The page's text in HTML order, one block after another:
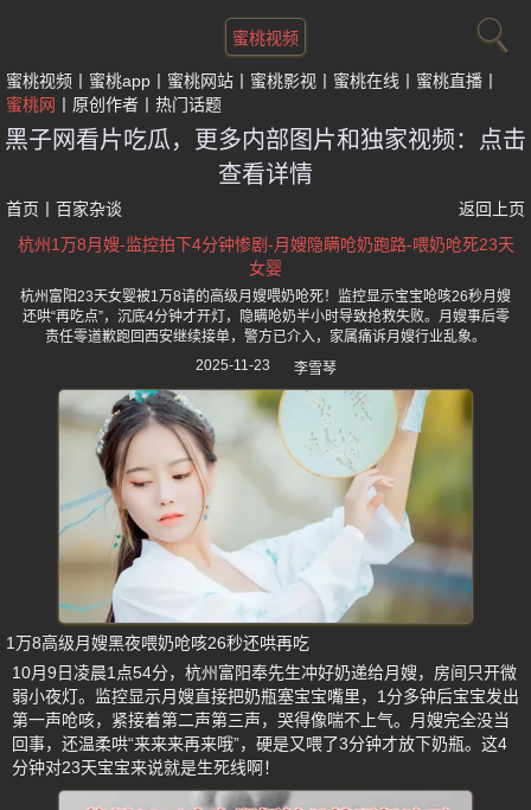
蜜桃视频
蜜桃视频 蜜桃app 蜜桃网站 蜜桃影视 蜜桃在线
蜜桃直播
蜜桃网
原创作者 热门话题
黑子网看片吃瓜，更多内部图片和独家视频：点击
查看详情
首页 百家杂谈
返回上页
杭州1万8月嫂-监控拍下4分钟惨剧-月嫂隐瞒呛奶跑路-喂奶呛死23天
女婴
杭州富阳23天女婴被1万8请的高级月嫂喂奶呛死！监控显示宝宝呛咳26秒月嫂
还哄“再吃点”，沉底4分钟才开灯，隐瞒呛奶半小时导致抢救失败。月嫂事后零
责任零道歉跑回西安继续接单，警方已介入，家属痛诉月嫂行业乱象。
2025-11-23
李雪琴
1万8高级月嫂黑夜喂奶呛咳26秒还哄再吃
10月9日凌晨1点54分，杭州富阳奉先生冲好奶递给月嫂，房间只开微
弱小夜灯。监控显示月嫂直接把奶瓶塞宝宝嘴里，1分多钟后宝宝发出
第一声呛咳，紧接着第二声第三声，哭得像喘不上气。月嫂完全没当
回事，还温柔哄“来来来再来哦”，硬是又喂了3分钟才放下奶瓶。这4
分钟对23天宝宝来说就是生死线啊！